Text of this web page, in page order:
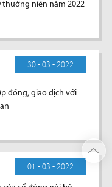
niên năm 2022
30 - 03 - 2022
đồng, giao dịch với
01 - 03 - 2022